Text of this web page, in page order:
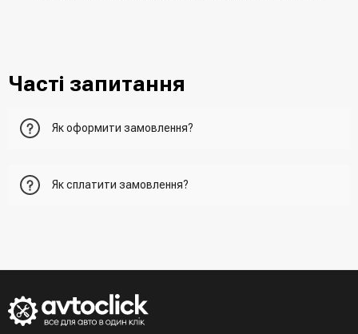
Часті запитання
Як оформити замовлення?
нього та вказати всю необхідну інформацію про
зателефонує менеджер для підтвердження та уточнення
Третій варіант - зробити замовлення в телефонному
Як сплатити замовлення?